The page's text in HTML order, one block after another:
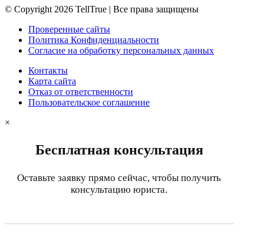
© Copyright 2026 TellTrue | Все права защищены
Проверенные сайты
Политика Конфиденциальности
Согласие на обработку персональных данных
Контакты
Карта сайта
Отказ от ответственности
Пользовательское соглашение
×
Бесплатная консультация
Оставьте заявку прямо сейчас, чтобы получить
консультацию юриста.